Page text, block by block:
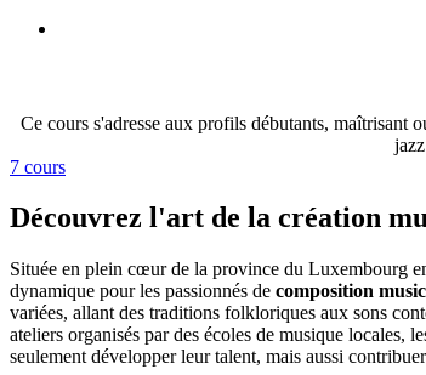
Ce cours s'adresse aux profils débutants, maîtrisant
7 cours
Découvrez l'art de la création
Située en plein cœur de la province du Luxembourg
dynamique pour les passionnés de composition
variées, allant des traditions folkloriques aux sons
ateliers organisés par des écoles de musique
seulement développer leur talent, mais aussi